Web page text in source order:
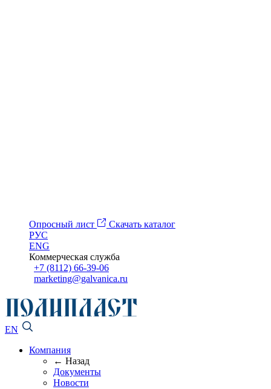
Опросный лист
Скачать каталог
РУС
ENG
Коммерческая служба
+7 (8112) 66-39-06
marketing@galvanica.ru
EN
Компания
← Назад
Документы
Новости